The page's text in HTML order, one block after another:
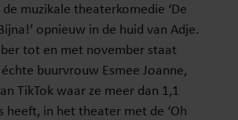
muzikale theaterkomedie ‘De
opnieuw in de huid van Adje.
tot en met november staat
buurvrouw Esmee Joanne,
TikTok waar ze meer dan 1,1
heeft, in het theater met de ‘Oh